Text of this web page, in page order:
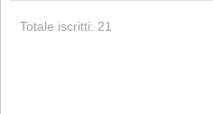
Totale iscritti: 21